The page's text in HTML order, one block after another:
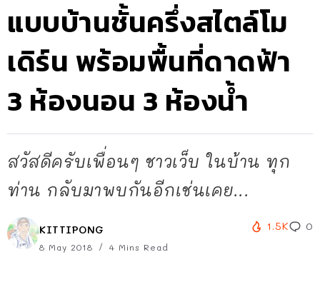
แบบบ้านชั้นครึ่งสไตล์โม
เดิร์น พร้อมพื้นที่ดาดฟ้า
3 ห้องนอน 3 ห้องน้ำ
สวัสดีครับเพื่อนๆ ชาวเว็บ ในบ้าน ทุก
ท่าน กลับมาพบกันอีกเช่นเคย...
KITTIPONG
8 May 2018 4 Mins Read
1.5K 0